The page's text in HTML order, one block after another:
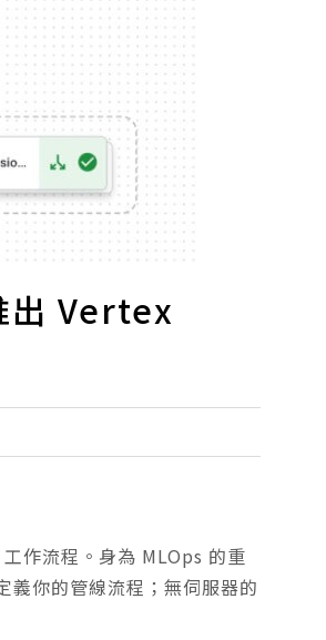
出 Vertex
作流程。身為 MLOps 的重
你的管線流程；無伺服器的